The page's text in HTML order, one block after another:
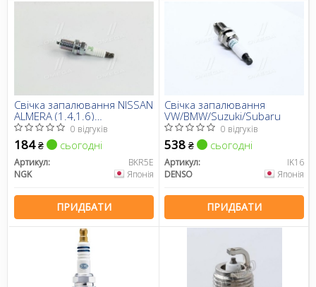
Свічка запалювання NISSAN
ALMERA (1.4,1.6)
95-,PRIMERA 1.6 93-00 (вир-
во NGK)
0 відгуків
184₴ сьогодні
Артикул:
BKR5E
NGK
Японія
ПРИДБАТИ
Свічка запалювання
VW/BMW/Suzuki/Subaru
0 відгуків
538 ₴ сьогодні
Артикул:
IK16
DENSO
Японія
ПРИДБАТИ